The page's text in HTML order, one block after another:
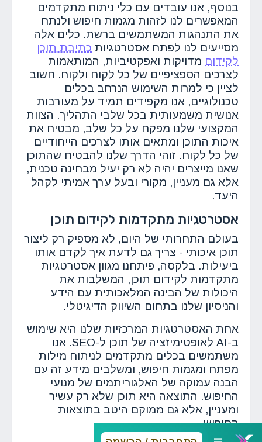
בנוסף, אנו עובדים עם כלי ניתוח מתקדמים
המאפשרים לנו לזהות מגמות חיפוש ולנתח
את התנהגות המשתמשים ברשת. כלים אלה
מסייעים לנו לפתח אסטרטגיות כתיבת תוכן
לקידום מדויקות ואפקטיביות, המותאמות
לצרכים הספציפיים של כל לקוח ולקוח. חשוב
לציין כי למרות השימוש הנרחב בכלים
טכנולוגיים, אנו מקפידים תמיד על מעורבות
אנושית משמעותית בכל שלבי התהליך. הצוות
המקצועי שלנו מפקח על כל שלב, מבטיח את
איכות התוכן ומתאים אותו לצרכים הייחודיים
של כל לקוח. זוהי הדרך שלנו להבטיח שהתוכן
שאנו מייצרים יהיה לא רק יעיל מבחינה טכנית,
אלא גם מעניין, מקורי ובעל ערך אמיתי לקהל
היעד.
אסטרטגיות מתקדמות לקידום תוכן
בעולם התחרותי של היום, לא מספיק רק ליצור
תוכן איכותי - צריך גם לדעת איך לקדם אותו
ביעילות. בלקסה, פיתחנו מגוון אסטרטגיות
מתקדמות לקידום תוכן, המשלבות את
היכולות של הבינה המלאכותית עם הידע
והניסיון שלנו בתחום השיווק הדיגיטלי.
אחת האסטרטגיות המרכזיות שלנו היא שימוש
ב-AI לאופטימיזציה של תוכן ל-SEO. אנו
משתמשים בכלים מתקדמים לניתוח מילות
מפתח ומגמות חיפוש, ומשלבים מידע זה עם
הבנה עמוקה של האלגוריתמים של מנועי
החיפוש. התוצאה היא תוכן שלא רק עשיר
ומעניין, אלא גם ממוקם היטב בתוצאות
החיפוש.